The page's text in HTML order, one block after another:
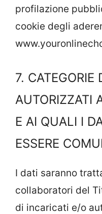
profilazione
cookie degli
7. CATEGORIE
AUTORIZZATI
E AI QUALI I
ESSERE
I dati saranno
collaboratori del
di incaricati e/o